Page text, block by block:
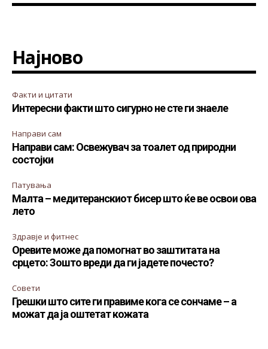
Најново
Факти и цитати
Интересни факти што сигурно не сте ги знаеле
Направи сам
Направи сам: Освежувач за тоалет од природни
состојки
Патувања
Малта – медитеранскиот бисер што ќе ве освои ова
лето
Здравје и фитнес
Оревите може да помогнат во заштитата на
срцето: Зошто вреди да ги јадете почесто?
Совети
Грешки што сите ги правиме кога се сончаме – а
можат да ја оштетат кожата